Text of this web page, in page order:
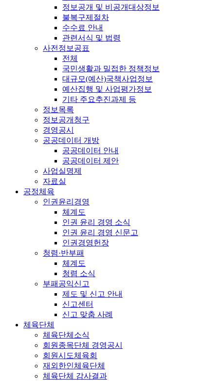
정보공개 및 비공개대상정보
불복구제절차
수수료 안내
관련서식 및 법령
사전정보공표
전체
국민생활과 밀접한 정책정보
대규모(예산)국책사업정보
예산집행 및 사업평가정보
기타 주요추진과제 등
정보목록
정보공개청구
경영공시
공공데이터 개방
공공데이터 안내
공공데이터 제안
사업실명제
자료실
공정체육
인권윤리경영
체계도
인권 윤리 경영 소식
인권 윤리 경영 신문고
인권경영헌장
청렴·반부패
체계도
청렴 소식
부패공익신고
제도 및 신고 안내
신고센터
신고 맞춤 사례
체육단체
체육단체소식
회원종목단체 경영공시
회원시도체육회
재외한인체육단체
체육단체 감사결과